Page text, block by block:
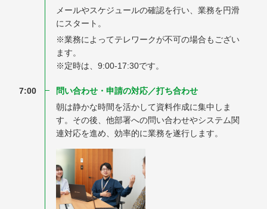
メールやスケジュールの確認を行い、業務を円滑
にスタート。
※業務によってテレワークが不可の場合もござい
ます。
※定時は、9:00-17:30です。
7:00
問い合わせ・申請の対応／打ち合わせ
朝は静かな時間を活かして資料作成に集中しま
す。その後、他部署への問い合わせやシステム関
連対応を進め、効率的に業務を遂行します。